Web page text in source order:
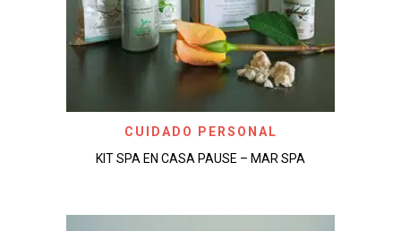
CUIDADO PERSONAL
KIT SPA EN CASA PAUSE – MAR SPA